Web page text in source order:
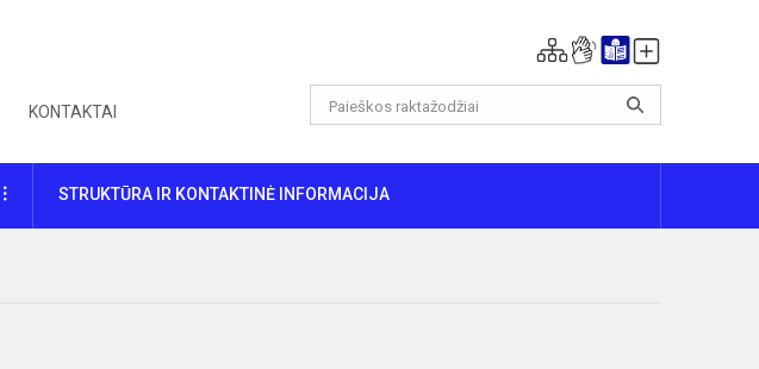
KONTAKTAI
DAUGIAUSTRUKTŪRA IR KONTAKTINĖ INFORMACIJA